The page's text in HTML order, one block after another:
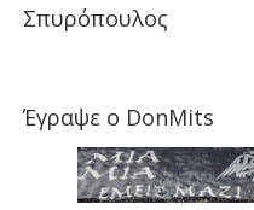
Σπυρόπουλος
Έγραψε ο DonMits